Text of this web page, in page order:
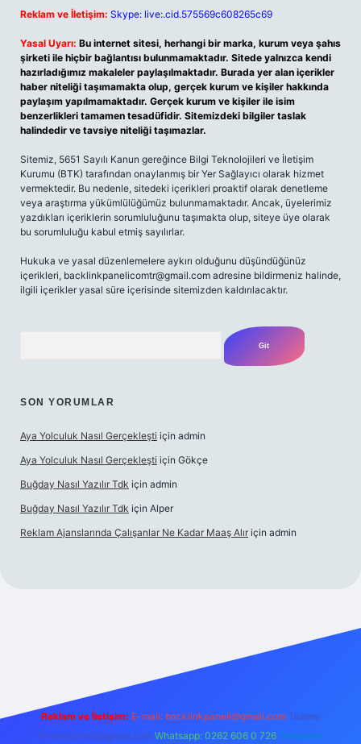
Reklam ve İletişim: Skype: live:.cid.575569c608265c69
Yasal Uyarı: Bu internet sitesi, herhangi bir marka, kurum veya şahıs
şirketi ile hiçbir bağlantısı bulunmamaktadır. Sitede yalnızca kendi
hazırladığımız makaleler paylaşılmaktadır. Burada yer alan içerikler
haber niteliği taşımamakta olup, gerçek kurum ve kişiler hakkında
paylaşım yapılmamaktadır. Gerçek kurum ve kişiler ile isim
benzerlikleri tamamen tesadüfidir. Sitemizdeki bilgiler taslak
halindedir ve tavsiye niteliği taşımazlar.
Sitemiz, 5651 Sayılı Kanun gereğince Bilgi Teknolojileri ve İletişim
Kurumu (BTK) tarafından onaylanmış bir Yer Sağlayıcı olarak hizmet
vermektedir. Bu nedenle, sitedeki içerikleri proaktif olarak denetleme
veya araştırma yükümlülüğümüz bulunmamaktadır. Ancak, üyelerimiz
yazdıkları içeriklerin sorumluluğunu taşımakta olup, siteye üye olarak
bu sorumluluğu kabul etmiş sayılırlar.
Hukuka ve yasal düzenlemelere aykırı olduğunu düşündüğünüz
içerikleri, backlinkpanelicomtr@gmail.com adresine bildirmeniz halinde,
ilgili içerikler yasal süre içerisinde sitemizden kaldırılacaktır.
SON YORUMLAR
Aya Yolculuk Nasıl Gerçekleşti için admin
Aya Yolculuk Nasıl Gerçekleşti için Gökçe
Buğday Nasıl Yazılır Tdk için admin
Buğday Nasıl Yazılır Tdk için Alper
Reklam Ajanslarında Çalışanlar Ne Kadar Maaş Alır için admin
Reklam ve İletişim: E-mail: backlinkpaneli@gmail.com Teams:
forumhizmeti@gmail.com Whatsapp: 0262 606 0 726 Telegram: